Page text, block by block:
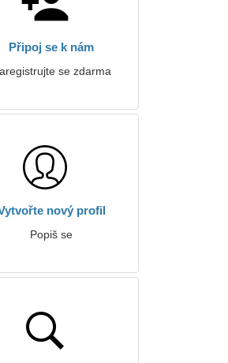
Připoj se k nám
se zdarma
nový profil
Popiš se